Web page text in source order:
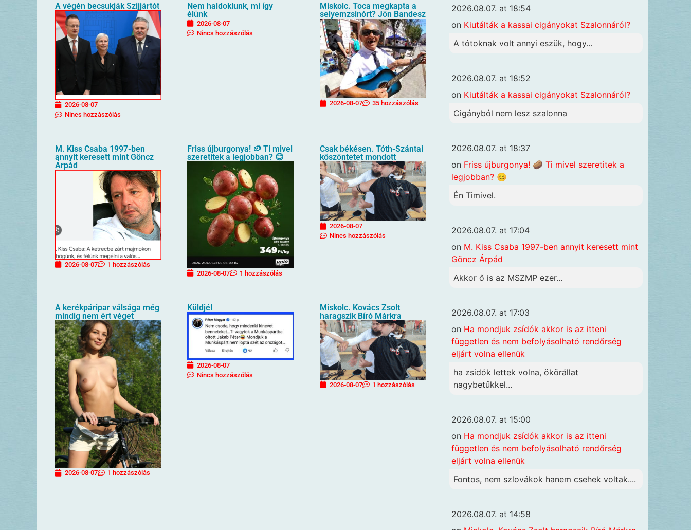
A végén becsukják Szijjártót
2026-08-07
Nincs hozzászólás
Nem haldoklunk, mi így
élünk
2026-08-07
Nincs hozzászólás
Miskolc. Toca megkapta a
selyemzsinórt? Jön Bandesz
2026-08-07 35 hozzászólás
M. Kiss Csaba 1997-ben
annyit keresett mint Göncz
Árpád
2026-08-07 1 hozzászólás
Friss újburgonya! 🥔 Ti mivel
szeretitek a legjobban? 😊
2026-08-07 1 hozzászólás
Csak békésen. Tóth-Szántai
köszöntetet mondott
2026-08-07
Nincs hozzászólás
A kerékpáripar válsága még
mindig nem ért véget
2026-08-07 1 hozzászólás
Küldjél
2026-08-07
Nincs hozzászólás
Miskolc. Kovács Zsolt
haragszik Bíró Márkra
2026-08-07 1 hozzászólás
2026.08.07. at 18:54
on Kiutálták a kassai cigányokat Szalonnáról?
A tótoknak volt annyi eszük, hogy...
2026.08.07. at 18:52
on Kiutálták a kassai cigányokat Szalonnáról?
Cigányból nem lesz szalonna
2026.08.07. at 18:37
on Friss újburgonya! 🥔 Ti mivel szeretitek a
legjobban? 😊
Én Timivel.
2026.08.07. at 17:04
on M. Kiss Csaba 1997-ben annyit keresett mint
Göncz Árpád
Akkor ő is az MSZMP ezer...
2026.08.07. at 17:03
on Ha mondjuk zsídók akkor is az itteni
független és nem befolyásolható rendőrség
eljárt volna ellenük
ha zsidók lettek volna, ökörállat
nagybetűkkel...
2026.08.07. at 15:00
on Ha mondjuk zsídók akkor is az itteni
független és nem befolyásolható rendőrség
eljárt volna ellenük
Fontos, nem szlovákok hanem csehek voltak....
2026.08.07. at 14:58